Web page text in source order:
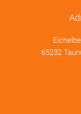
65232